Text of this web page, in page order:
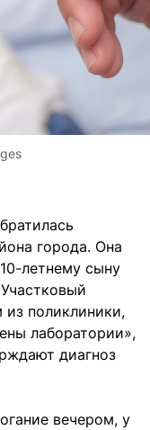
города. Она
летнему сыну
поликлиники,
лаборатории»,
диагноз
вечером, у